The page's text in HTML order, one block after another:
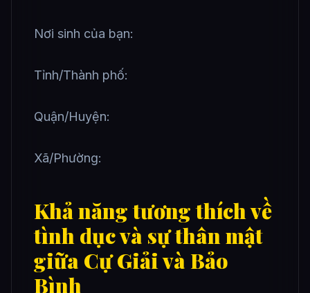
Nơi sinh của bạn:
Tỉnh/Thành phố:
Quận/Huyện:
Xã/Phường:
Khả năng tương thích về
tình dục và sự thân mật
giữa Cự Giải và Bảo
Bình